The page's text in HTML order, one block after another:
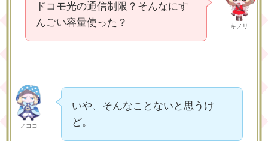
キノリ
ドコモ光の通信制限？そんなにす
んごい容量使った？
ノココ
いや、そんなことないと思うけ
ど。